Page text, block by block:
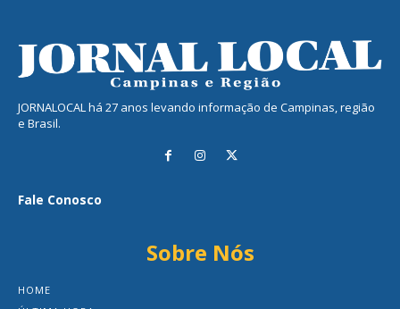
JORNALOCAL há 27 anos levando informação de Campinas, região
e Brasil.
Fale Conosco
Sobre Nós
HOME